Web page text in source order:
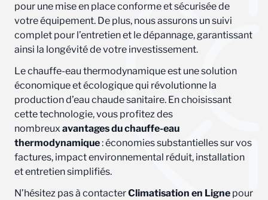
pour une mise en place conforme et sécurisée de
votre équipement. De plus, nous assurons un suivi
complet pour l’entretien et le dépannage, garantissant
ainsi la longévité de votre investissement.
Le chauffe-eau thermodynamique est une solution
économique et écologique qui révolutionne la
production d’eau chaude sanitaire. En choisissant
cette technologie, vous profitez des
nombreux avantages du chauffe-eau
thermodynamique: économies substantielles sur vos
factures, impact environnemental réduit, installation
et entretien simplifiés.
N’hésitez pas à contacterClimatisation en Ligne pour